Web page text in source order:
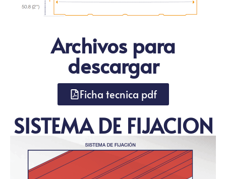
Archivos para
descargar
Ficha tecnica pdf
SISTEMA DE FIJACION